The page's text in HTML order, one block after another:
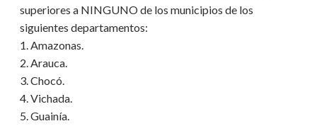
superiores a NINGUNO de los municipios de los
siguientes departamentos:
1. Amazonas.
2. Arauca.
3. Chocó.
4. Vichada.
5. Guainía.